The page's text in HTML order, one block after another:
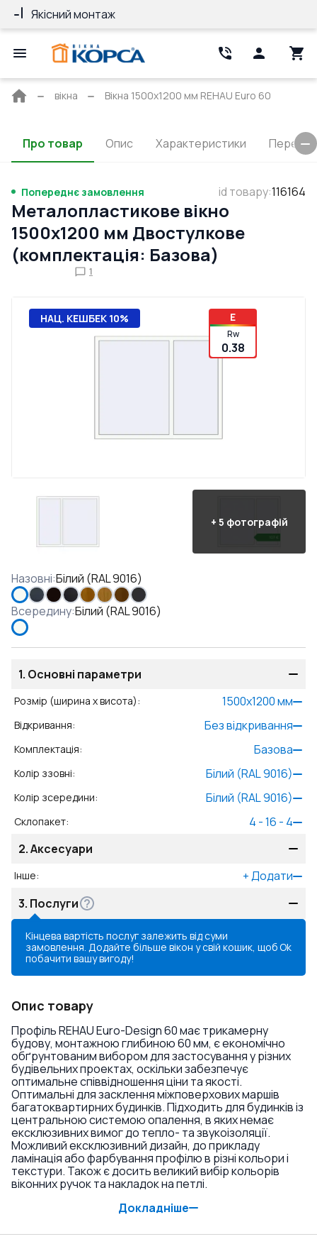
Якісний монтаж
Головна
вікна Вікна 1500x1200 мм REHAU Euro 60
Про товар Опис Характеристики
Попереднє замовлення id товару:116164
Металопластикове вікно
1500x1200 мм Двостулкове
(комплектація: Базова)
1
НАЦ. КЕШБЕК 10% E
Rw
0.38
+ 5 фотографій
Назовні:Білий (RAL 9016)
Всередину:Білий (RAL 9016)
1. Основні параметри
Розмір (ширина x висота): 1500x1200мм
Відкривання: Без відкривання
Комплектація: Базова
Колір ззовні: Білий (RAL 9016)
Колір зсередини: Білий (RAL 9016)
Склопакет:
4 - 16 - 4
2.Аксесуари
Інше: +Додати
3. Послуги
Кінцева вартість послуг залежить від суми
замовлення. Додайте більше вікон у свій кошик, щоб
побачити вашу вигоду!
Ok
Опис товару
Профіль REHAU Euro-Design 60 має трикамерну
будову, монтажною глибиною 60 мм, є економічно
обґрунтованим вибором для застосування у різних
будівельних проектах, оскільки забезпечує
оптимальне співвідношення ціни та якості.
Оптимальні для засклення міжповерхових маршів
багатоквартирних будинків. Підходить для будинків із
центральною системою опалення, в яких немає
ексклюзивних вимог до тепло- та звукоізоляції.
Можливий ексклюзивний дизайн, до прикладу
ламінація або фарбування профілю в різні кольори і
текстури. Також є досить великий вибір кольорів
віконних ручок та накладок на петлі.
Докладніше